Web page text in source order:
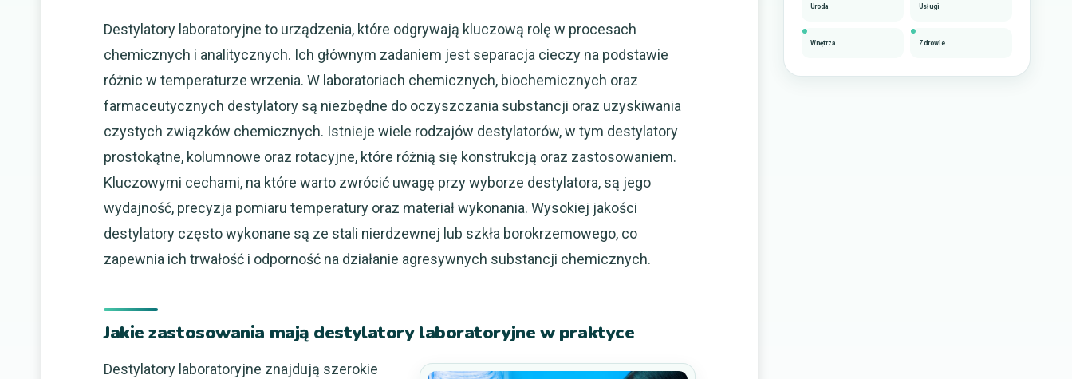
Destylatory laboratoryjne to urządzenia, które odgrywają kluczową rolę w procesach
chemicznych i analitycznych. Ich głównym zadaniem jest separacja cieczy na podstawie
różnic w temperaturze wrzenia. W laboratoriach chemicznych, biochemicznych oraz
farmaceutycznych destylatory są niezbędne do oczyszczania substancji oraz uzyskiwania
czystych związków chemicznych. Istnieje wiele rodzajów destylatorów, w tym destylatory
prostokątne, kolumnowe oraz rotacyjne, które różnią się konstrukcją oraz zastosowaniem.
Kluczowymi cechami, na które warto zwrócić uwagę przy wyborze destylatora, są jego
wydajność, precyzja pomiaru temperatury oraz materiał wykonania. Wysokiej jakości
destylatory często wykonane są ze stali nierdzewnej lub szkła borokrzemowego, co
zapewnia ich trwałość i odporność na działanie agresywnych substancji chemicznych.
Jakie zastosowania mają destylatory laboratoryjne w praktyce
Destylatory laboratoryjne znajdują szerokie
Uroda Usługi
Wnętrza Zdrowie